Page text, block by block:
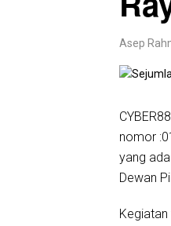
Asep
CYBER88
nomor
yang
Dewan